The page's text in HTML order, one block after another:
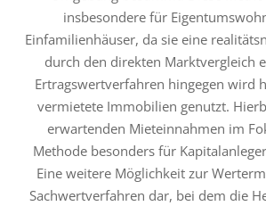
insbesondere für
Einfamilienhäuser, da sie eine
durch den direkten Marktvergleich
Ertragswertverfahren hingegen wird
vermietete Immobilien genutzt.
erwartenden Mieteinnahmen im
Methode besonders für
Eine weitere Möglichkeit zur
Sachwertverfahren dar, bei dem die